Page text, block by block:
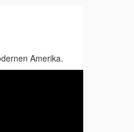
Amerika.